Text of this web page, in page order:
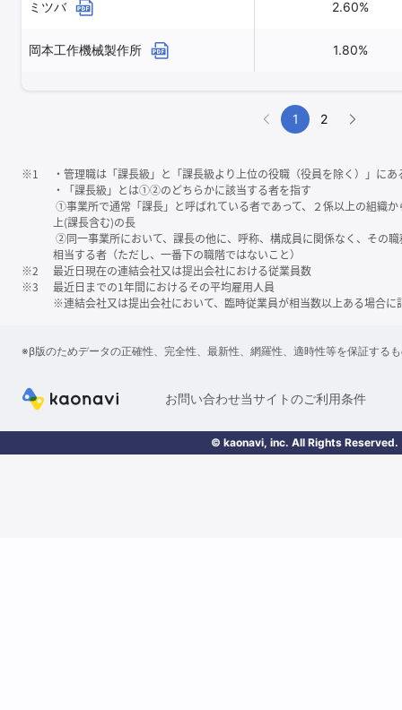
ミツバ 2.60%
岡本工作機械製作所 1.80%
1 2
※1
・管理職は「課⻑級」と「課⻑級より上位の役職（役員を除く）」に
・「課⻑級」とは①②のどちらかに該当する者を指す
①事業所で通常「課⻑」と呼ばれている者であって、２係以上の組織
上(課⻑含む)の⻑
②同一事業所において、課⻑の他に、呼称、構成員に関係なく、その
相当する者（ただし、一番下の職階ではないこと）
※2
最近日現在の連結会社又は提出会社における従業員数
※3
最近日までの1年間におけるその平均雇用人員
※連結会社又は提出会社において、臨時従業員が相当数以上ある場合に
※β版のためデータの正確性、完全性、最新性、網羅性、適時性等を保証する
お問い合わせ当サイトのご利用条件
© kaonavi, inc. All Rights Reserved.